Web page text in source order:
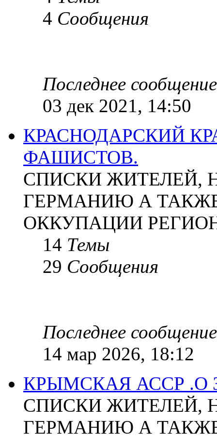
4 Сообщения
Последнее сообщение
03 дек 2021, 14:50
КРАСНОДАРСКИЙ
ФАШИСТОВ.
СПИСКИ ЖИТЕЛЕЙ,
ГЕРМАНИЮ А
ОККУПАЦИИ
14 Темы
29 Сообщения
Последнее сообщение
14 мар 2026, 18:12
КРЫМСКАЯ АССР .О
СПИСКИ ЖИТЕЛЕЙ,
ГЕРМАНИЮ А